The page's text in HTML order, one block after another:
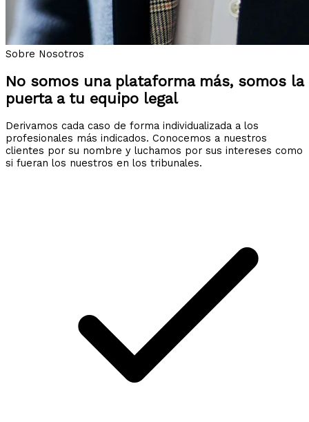
Sobre Nosotros
No somos una plataforma más, somos la
puerta a tu equipo legal
Derivamos cada caso de forma individualizada a los
profesionales más indicados. Conocemos a nuestros
clientes por su nombre y luchamos por sus intereses como
si fueran los nuestros en los tribunales.